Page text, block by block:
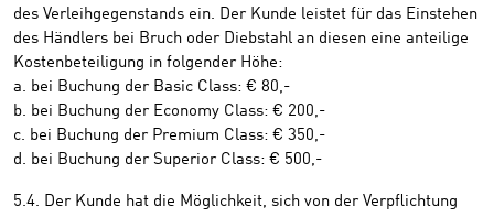
des Verleihgegenstands ein. Der Kunde leistet für das Einstehen
des Händlers bei Bruch oder Diebstahl an diesen eine anteilige
Kostenbeteiligung in folgender Höhe:
a. bei Buchung der Basic Class: € 80,-
b. bei Buchung der Economy Class: € 200,-
c. bei Buchung der Premium Class: € 350,-
d. bei Buchung der Superior Class: € 500,-
5.4. Der Kunde hat die Möglichkeit, sich von der Verpflichtung